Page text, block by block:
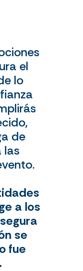
el
lo
de
las
a los
se
fue